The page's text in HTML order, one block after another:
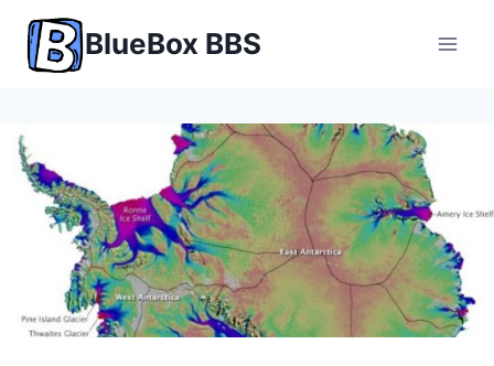
content
BlueBox BBS